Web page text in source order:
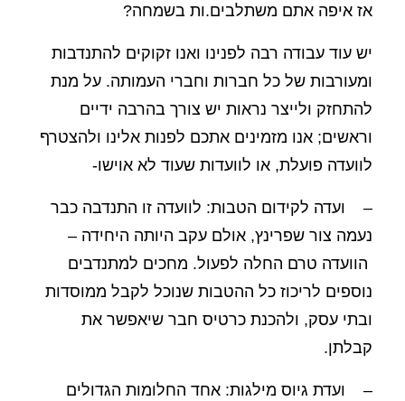
אז איפה אתם משתלבים.ות בשמחה?
יש עוד עבודה רבה לפנינו ואנו זקוקים להתנדבות
ומעורבות של כל חברות וחברי העמותה. על מנת
להתחזק ולייצר נראות יש צורך בהרבה ידיים
וראשים; אנו מזמינים אתכם לפנות אלינו ולהצטרף
לוועדה פועלת, או לוועדות שעוד לא אוישו-
– ועדה לקידום הטבות: לוועדה זו התנדבה כבר
נעמה צור שפרינץ, אולם עקב היותה היחידה –
הוועדה טרם החלה לפעול. מחכים למתנדבים
נוספים לריכוז כל ההטבות שנוכל לקבל ממוסדות
ובתי עסק, ולהכנת כרטיס חבר שיאפשר את
קבלתן.
– ועדת גיוס מילגות: אחד החלומות הגדולים